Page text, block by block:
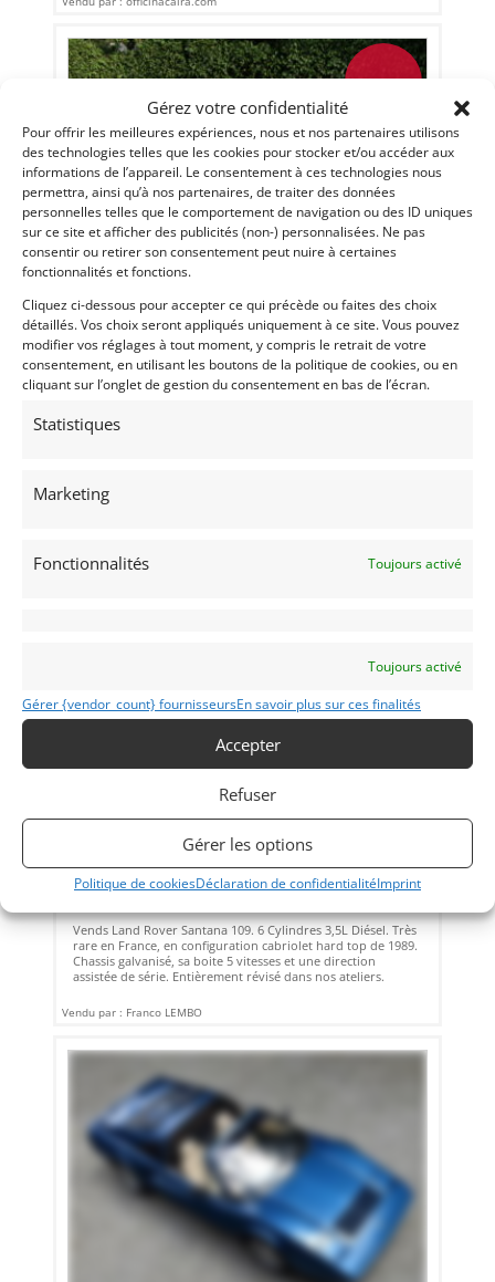
Gérez votre confidentialité
Pour offrir les meilleures expériences, nous et nos partenaires utilisons
des technologies telles que les cookies pour stocker et/ou accéder aux
informations de l’appareil. Le consentement à ces technologies nous
permettra, ainsi qu’à nos partenaires, de traiter des données
personnelles telles que le comportement de navigation ou des ID uniques
sur ce site et afficher des publicités (non-) personnalisées. Ne pas
consentir ou retirer son consentement peut nuire à certaines
fonctionnalités et fonctions.
Cliquez ci-dessous pour accepter ce qui précède ou faites des choix
détaillés. Vos choix seront appliqués uniquement à ce site. Vous pouvez
modifier vos réglages à tout moment, y compris le retrait de votre
consentement, en utilisant les boutons de la politique de cookies, ou en
cliquant sur l’onglet de gestion du consentement en bas de l’écran.
Statistiques
Marketing
Fonctionnalités Toujours activé
Toujours activé
Gérer {vendor_count} fournisseursEn savoir plus sur ces finalités
Accepter
Refuser
Gérer les options
Politique de cookiesDéclaration de confidentialitéImprint
PSD
MARCH 90 ALFA ROMEO – INDY 500 (1989)
(ITALIA)
22 novembre 2025
898 vues
Guerrero. Restaurée intégralement en 2010 avec ses
couleurs d'origine. un must pour les collectionneurs et un
Vendu par : Man Racing
LAND ROVER SANTANA 109, 3.5L 6-CYLINDER DIESEL
Vends Land Rover Santana 109. 6 Cylindres 3,5L Diésel. Très
rare en France, en configuration cabriolet hard top de 1989.
Chassis galvanisé, sa boite 5 vitesses et une direction
assistée de série. Entièrement révisé dans nos ateliers.
Vendu par : Franco LEMBO